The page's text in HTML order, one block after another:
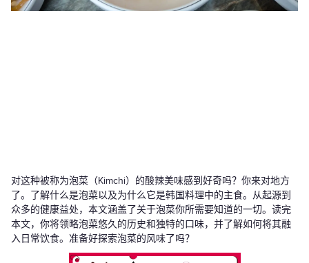
对这种被称为泡菜（Kimchi）的酸辣美味感到好奇吗？你来对地方
了。了解什么是泡菜以及为什么它是韩国料理中的主食。从起源到
众多的健康益处，本文涵盖了关于泡菜你所需要知道的一切。读完
本文，你将领略泡菜悠久的历史和独特的口味，并了解如何将其融
入日常饮食。准备好探索泡菜的风味了吗？